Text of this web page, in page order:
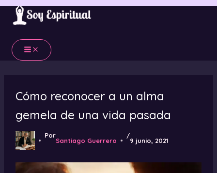
Ir
contenido
Cómo reconocer a un alma
gemela de una vida pasada
Por
Santiago Guerrero
/
9 junio, 2021